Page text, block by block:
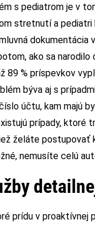
s pediatrom je v
stretnutí a pediatri
dokumentácia
ako sa
89 % príspevkov
býva aj s
účtu, kam majú
prípady, ktoré
želáte postupovať
nemusíte celú
prídu v proaktívnej